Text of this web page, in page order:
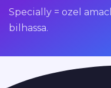
Specially = ozel
bilhassa.